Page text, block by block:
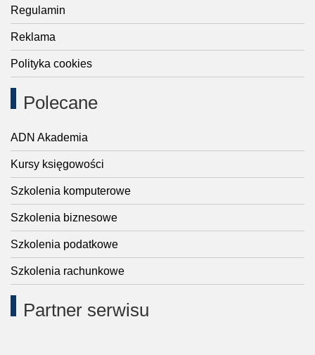
Regulamin
Reklama
Polityka cookies
Polecane
ADN Akademia
Kursy księgowości
Szkolenia komputerowe
Szkolenia biznesowe
Szkolenia podatkowe
Szkolenia rachunkowe
Partner serwisu